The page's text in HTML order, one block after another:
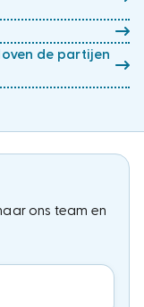
de partijen
ons team en